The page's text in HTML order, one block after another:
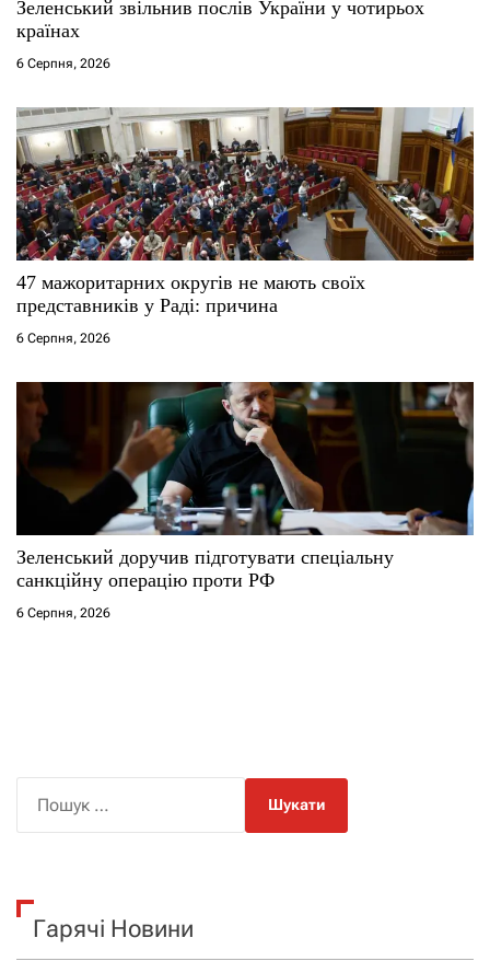
Зеленський звільнив послів України у чотирьох
країнах
6 Серпня, 2026
47 мажоритарних округів не мають своїх
представників у Раді: причина
6 Серпня, 2026
Зеленський доручив підготувати спеціальну
санкційну операцію проти РФ
6 Серпня, 2026
к
Гарячі Новини